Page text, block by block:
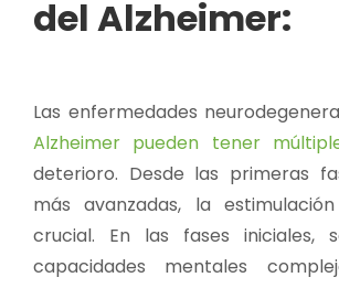
del Alzheimer:
Las enfermedades
Alzheimer pueden tener
deterioro. Desde las primeras
más avanzadas, la
crucial. En las fases iniciales,
capacidades mentales